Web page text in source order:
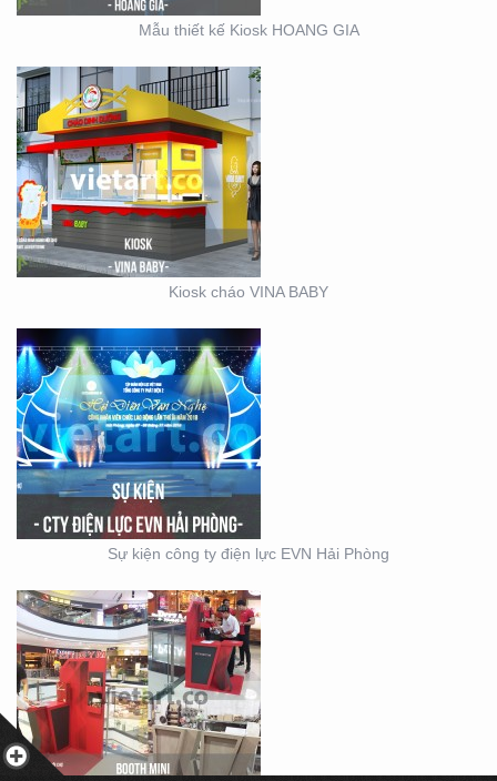
Mẫu thiết kế Kiosk HOANG GIA
Kiosk cháo VINA BABY
SỰ KIỆN CÔNG TY ĐIỆN
LỰC EVN HẢI PHÒNG
Sự kiện công ty điện lực EVN Hải Phòng
BOOTH BÁN HÀNG MINI
– THIẾT KẾ SẢN XUẤT
MẪU BOOTH CITIGYM –
THIẾT KẾ THI CÔNG
MẪU GIAN KITCHEN
KONCEPT